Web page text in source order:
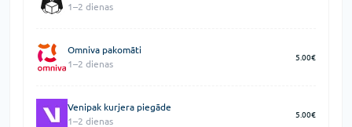
1–2 dienas
Omniva pakomāti
1–2 dienas
5.00€
Venipak kurjera piegāde
1–2 dienas
5.00€